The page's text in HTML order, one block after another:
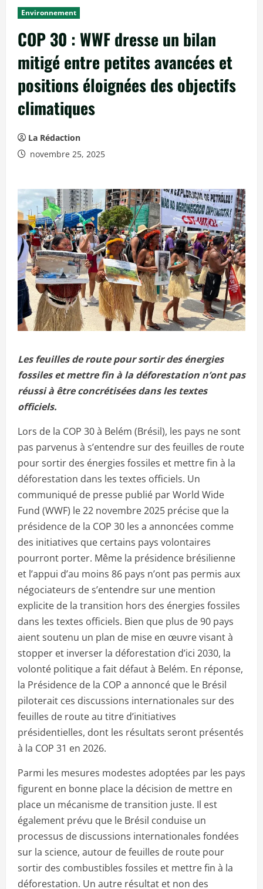
c
i
p
l
Environnement
COP 30 : WWF dresse un bilan
mitigé entre petites avancées et
positions éloignées des objectifs
climatiques
La Rédaction
novembre 25, 2025
Les feuilles de route pour sortir des énergies
fossiles et mettre fin à la déforestation n’ont pas
réussi à être concrétisées dans les textes
officiels.
Lors de la COP 30 à Belém (Brésil), les pays ne sont
pas parvenus à s’entendre sur des feuilles de route
pour sortir des énergies fossiles et mettre fin à la
déforestation dans les textes officiels. Un
communiqué de presse publié par World Wide
Fund (WWF) le 22 novembre 2025 précise que la
présidence de la COP 30 les a annoncées comme
des initiatives que certains pays volontaires
pourront porter. Même la présidence brésilienne
et l’appui d’au moins 86 pays n’ont pas permis aux
négociateurs de s’entendre sur une mention
explicite de la transition hors des énergies fossiles
dans les textes officiels. Bien que plus de 90 pays
aient soutenu un plan de mise en œuvre visant à
stopper et inverser la déforestation d’ici 2030, la
volonté politique a fait défaut à Belém. En réponse,
la Présidence de la COP a annoncé que le Brésil
piloterait ces discussions internationales sur des
feuilles de route au titre d’initiatives
présidentielles, dont les résultats seront présentés
à la COP 31 en 2026.
Parmi les mesures modestes adoptées par les pays
figurent en bonne place la décision de mettre en
place un mécanisme de transition juste. Il est
également prévu que le Brésil conduise un
processus de discussions internationales fondées
sur la science, autour de feuilles de route pour
sortir des combustibles fossiles et mettre fin à la
déforestation. Un autre résultat et non des